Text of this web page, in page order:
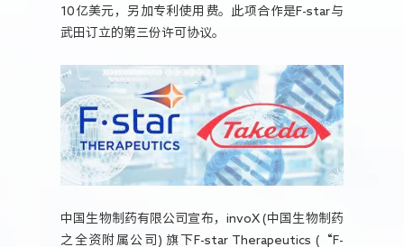
10亿美元，另加专利使用费。此项合作是F-star与
武田订立的第三份许可协议。
中国生物制药有限公司宣布，invoX (中国生物制药
之全资附属公司) 旗下F-star Therapeutics (“F-